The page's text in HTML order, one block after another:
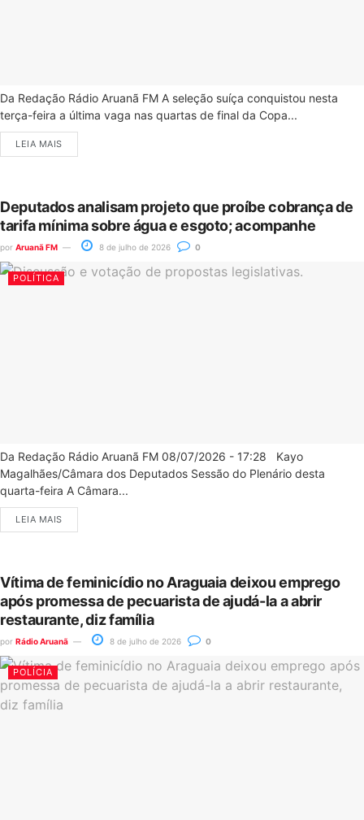
Da Redação Rádio Aruanã FM A seleção suíça conquistou nesta
terça-feira a última vaga nas quartas de final da Copa...
LEIA MAIS
Deputados analisam projeto que proíbe cobrança de
tarifa mínima sobre água e esgoto; acompanhe
por Aruanã FM 8 de julho de 2026 0
POLÍTICA
Da Redação Rádio Aruanã FM 08/07/2026 - 17:28 Kayo
Magalhães/Câmara dos Deputados Sessão do Plenário desta
quarta-feira A Câmara...
LEIA MAIS
Vítima de feminicídio no Araguaia deixou emprego
após promessa de pecuarista de ajudá-la a abrir
restaurante, diz família
por Rádio Aruanã 8 de julho de 2026 0
POLÍCIA